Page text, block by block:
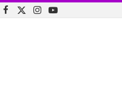
Facebook
X
Instagram
YouTube